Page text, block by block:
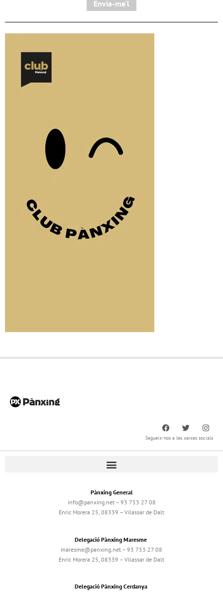
Envia-me'l
Segueix-nos a les xarxes socials
Pànxing General
info@panxing.net – 93 753 27 08
Enric Morera 25, 08339 – Vilassar de Dalt
Delegació Pànxing Maresme
maresme@panxing.net – 93 753 27 08
Enric Morera 25, 08339 – Vilassar de Dalt
Delegació Pànxing Cerdanya